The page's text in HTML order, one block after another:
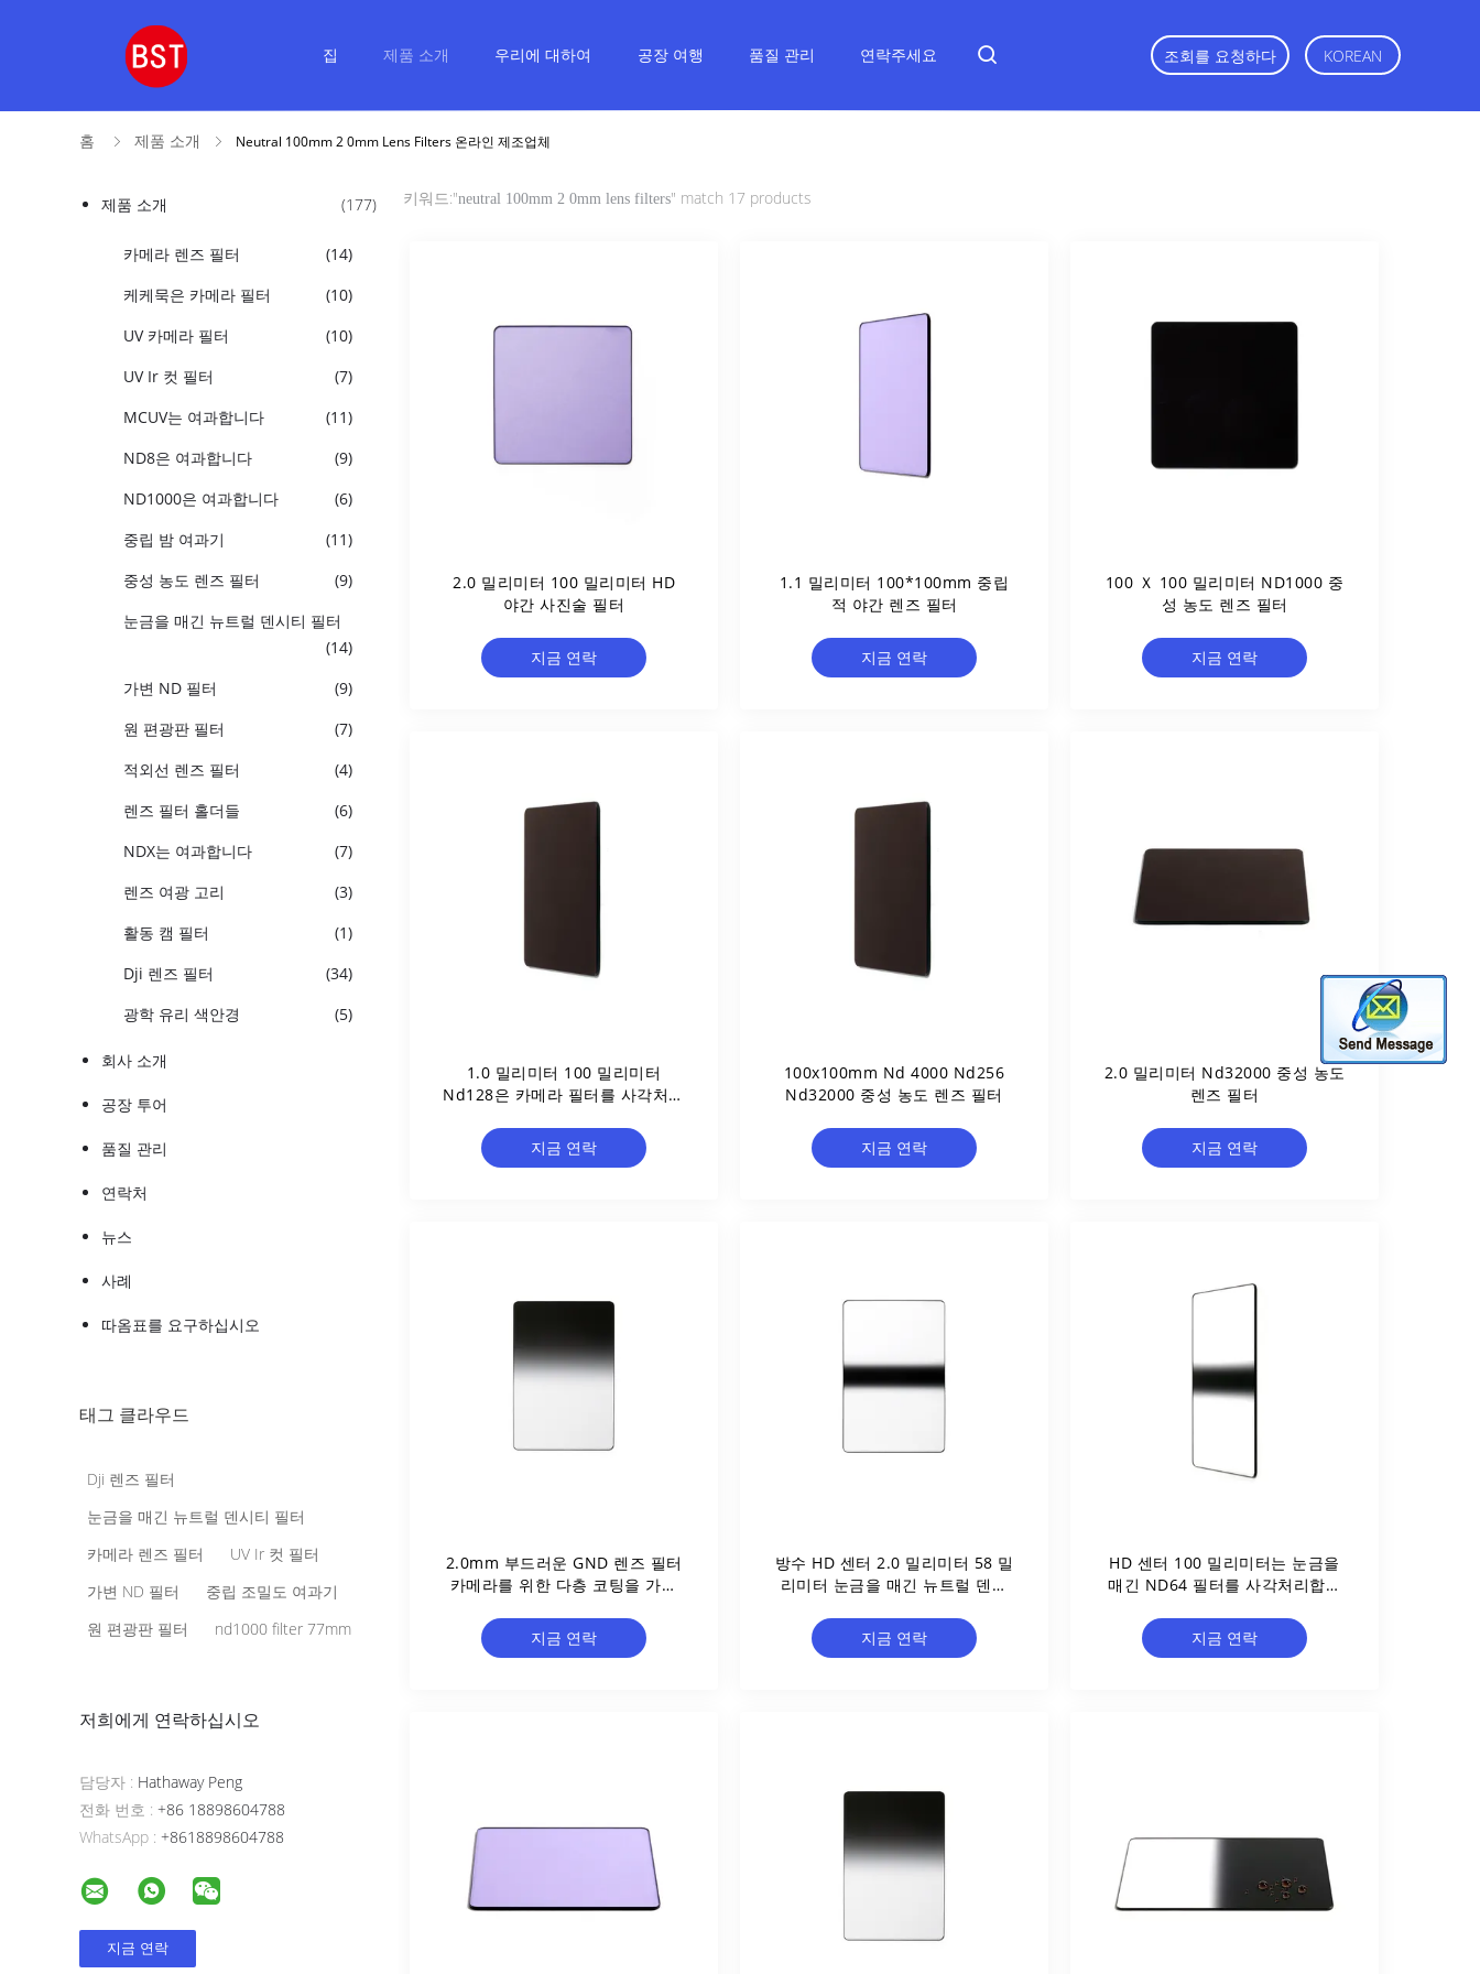
집 제품 소개 우리에 대하여 공장 여행 품질 관리 연락주세요 조회를 요청하다 KOREAN
홈 제품 소개 Neutral 100mm 2 0mm Lens Filters 온라인 제조업체
제품 소개 (177)
카메라 렌즈 필터
(14)
케케묵은 카메라 필터
(10)
UV 카메라 필터
(10)
UV Ir 컷 필터
(7)
MCUV는 여과합니다
(11)
ND8은 여과합니다
(9)
ND1000은 여과합니다
(6)
중립 밤 여과기
(11)
중성 농도 렌즈 필터
(9)
눈금을 매긴 뉴트럴 덴시티 필터
(14)
가변 ND 필터
(9)
원 편광판 필터
(7)
적외선 렌즈 필터
(4)
렌즈 필터 홀더들
(6)
NDX는 여과합니다
(7)
렌즈 여광 고리
(3)
활동 캠 필터
(1)
Dji 렌즈 필터
(34)
광학 유리 색안경
(5)
회사 소개
공장 투어
품질 관리
연락처
뉴스
사례
따옴표를 요구하십시오
태그 클라우드
Dji 렌즈 필터
눈금을 매긴 뉴트럴 덴시티 필터
카메라 렌즈 필터
UV Ir 컷 필터
가변 ND 필터
중립 조밀도 여과기
원 편광판 필터
nd1000 filter 77mm
저희에게 연락하십시오
담당자 : Hathaway Peng
전화 번호 : +86 18898604788
WhatsApp : +8618898604788
키워드:"neutral 100mm 2 0mm lens filters" match 17 products
2.0 밀리미터 100 밀리미터 HD
야간 사진술 필터
지금 연락
1.1 밀리미터 100*100mm 중립
적 야간 렌즈 필터
지금 연락
100 Ｘ 100 밀리미터 ND1000 중
성 농도 렌즈 필터
지금 연락
1.0 밀리미터 100 밀리미터
Nd128은 카메라 필터를 사각처리
지금 연락
100x100mm Nd 4000 Nd256
Nd32000 중성 농도 렌즈 필터
지금 연락
2.0 밀리미터 Nd32000 중성 농도
렌즈 필터
지금 연락
2.0mm 부드러운 GND 렌즈 필터
카메라를 위한 다층 코팅을 가진
지금 연락
방수 HD 센터 2.0 밀리미터 58 밀
리미터 눈금을 매긴 뉴트럴 덴시
지금 연락
HD 센터 100 밀리미터는 눈금을
매긴 ND64 필터를 사각처리합니
지금 연락